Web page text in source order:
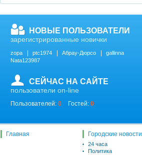
НОВЫЕ ПОЛЬЗОВАТЕЛИ
зарегистрированные новички
zopa ptc1974 Абрау-Дюрсо
gallinna
Nata123987
СЕЙЧАС НА САЙТЕ
пользователи on-line
Пользователей: 0 Гостей: 0
Главная Городские новости
24 часа
Политика